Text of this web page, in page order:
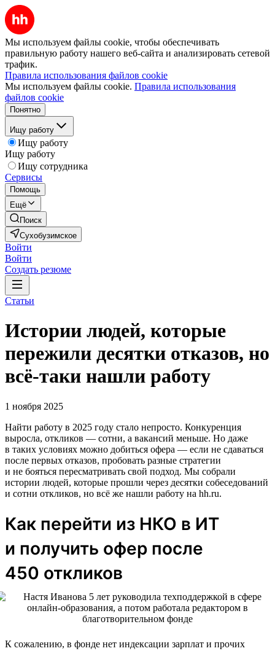
Мы используем файлы cookie, чтобы обеспечивать
правильную работу нашего веб-сайта и анализировать сетевой
трафик.
Правила использования файлов cookie
Мы используем файлы cookie. Правила использования
файлов cookie
Понятно
Ищу работу
Ищу работу
Ищу работу
Ищу сотрудника
Сервисы
Помощь
Ещё
Поиск
Сухобузимское
Войти
Войти
Создать резюме
Статьи
Истории людей, которые
пережили десятки отказов, но
всё-таки нашли работу
1 ноября 2025
Найти работу в 2025 году стало непросто. Конкуренция
выросла, откликов — сотни, а вакансий меньше. Но даже
в таких условиях можно добиться офера — если не сдаваться
после первых отказов, пробовать разные стратегии
и не бояться пересматривать свой подход. Мы собрали
истории людей, которые прошли через десятки собеседований
и сотни откликов, но всё же нашли работу на hh.ru.
Как перейти из НКО в ИТ
и получить офер после
450 откликов
К сожалению, в фонде нет индексации зарплат и прочих